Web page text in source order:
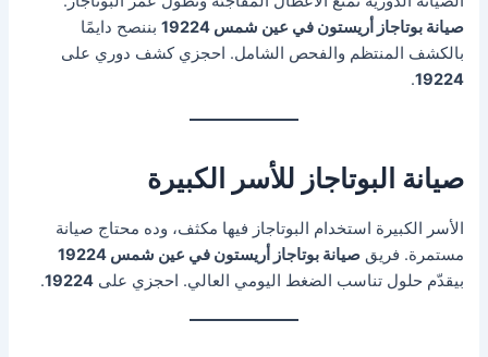
صيانة بوتاجاز أريستون في عين شمس 19224
بننصح دايمًا
بالكشف المنتظم والفحص الشامل. احجزي كشف دوري على
19224
.
صيانة البوتاجاز للأسر الكبيرة
الأسر الكبيرة استخدام البوتاجاز فيها مكثف، وده محتاج صيانة
مستمرة. فريقصيانة بوتاجاز أريستون في عين شمس 19224
بيقدّم حلول تناسب الضغط اليومي العالي. احجزي على19224
.